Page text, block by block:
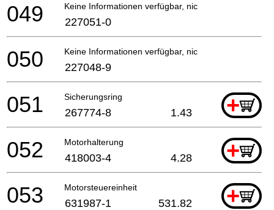
Keine Informationen verfügbar, nicht bestellbar
049 227051-0
Keine Informationen verfügbar, nicht bestellbar
050 227048-9
Sicherungsring +
051 267774-8 1.43
Motorhalterung +
052 418003-4 4.28
Motorsteuereinheit +
053 631987-1 531.82